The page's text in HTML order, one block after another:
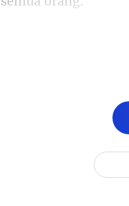
tu! "Matik